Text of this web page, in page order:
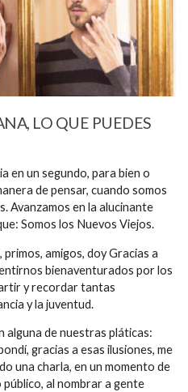
LO QUE PUEDES
en un segundo, para bien o
de pensar, cuando somos
Avanzamos en la alucinante
Somos los Nuevos Viejos.
amigos, doy Gracias a
bienaventurados por los
y recordar tantas
y la juventud.
alguna de nuestras pláticas:
gracias a esas ilusiones, me
una charla, en un momento de
al nombrar a gente